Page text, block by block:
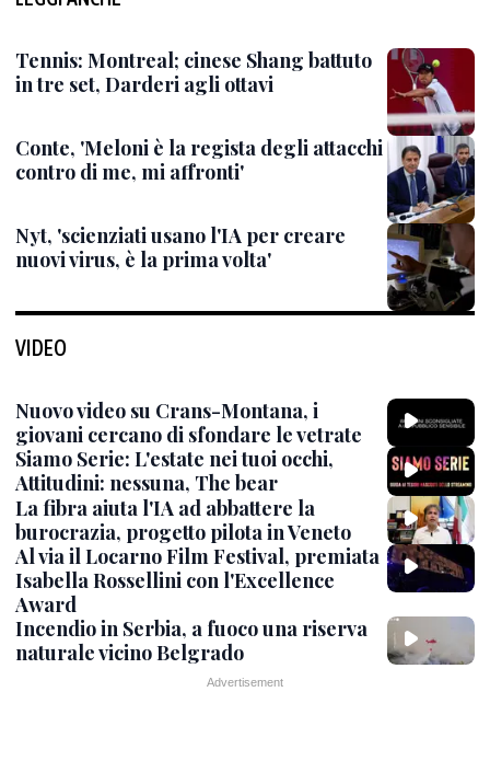
Tennis: Montreal; cinese Shang battuto
in tre set, Darderi agli ottavi
Conte, 'Meloni è la regista degli attacchi
contro di me, mi affronti'
Nyt, 'scienziati usano l'IA per creare
nuovi virus, è la prima volta'
VIDEO
Nuovo video su Crans-Montana, i
giovani cercano di sfondare le vetrate
Siamo Serie: L'estate nei tuoi occhi,
Attitudini: nessuna, The bear
La fibra aiuta l'IA ad abbattere la
burocrazia, progetto pilota in Veneto
Al via il Locarno Film Festival, premiata
Isabella Rossellini con l'Excellence
Award
Incendio in Serbia, a fuoco una riserva
naturale vicino Belgrado